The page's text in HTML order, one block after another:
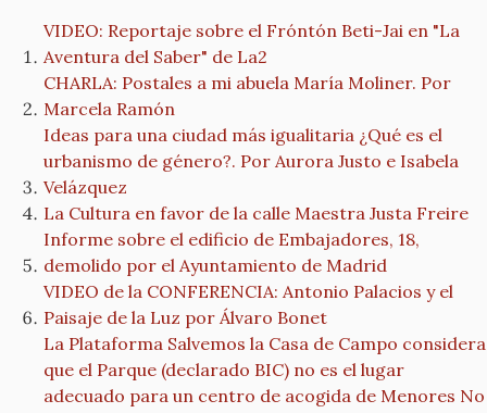
VIDEO: Reportaje sobre el Fróntón Beti-Jai en "La
Aventura del Saber" de La2
CHARLA: Postales a mi abuela María Moliner. Por
Marcela Ramón
Ideas para una ciudad más igualitaria ¿Qué es el
urbanismo de género?. Por Aurora Justo e Isabela
Velázquez
La Cultura en favor de la calle Maestra Justa Freire
Informe sobre el edificio de Embajadores, 18,
demolido por el Ayuntamiento de Madrid
VIDEO de la CONFERENCIA: Antonio Palacios y el
Paisaje de la Luz por Álvaro Bonet
La Plataforma Salvemos la Casa de Campo considera
que el Parque (declarado BIC) no es el lugar
adecuado para un centro de acogida de Menores No